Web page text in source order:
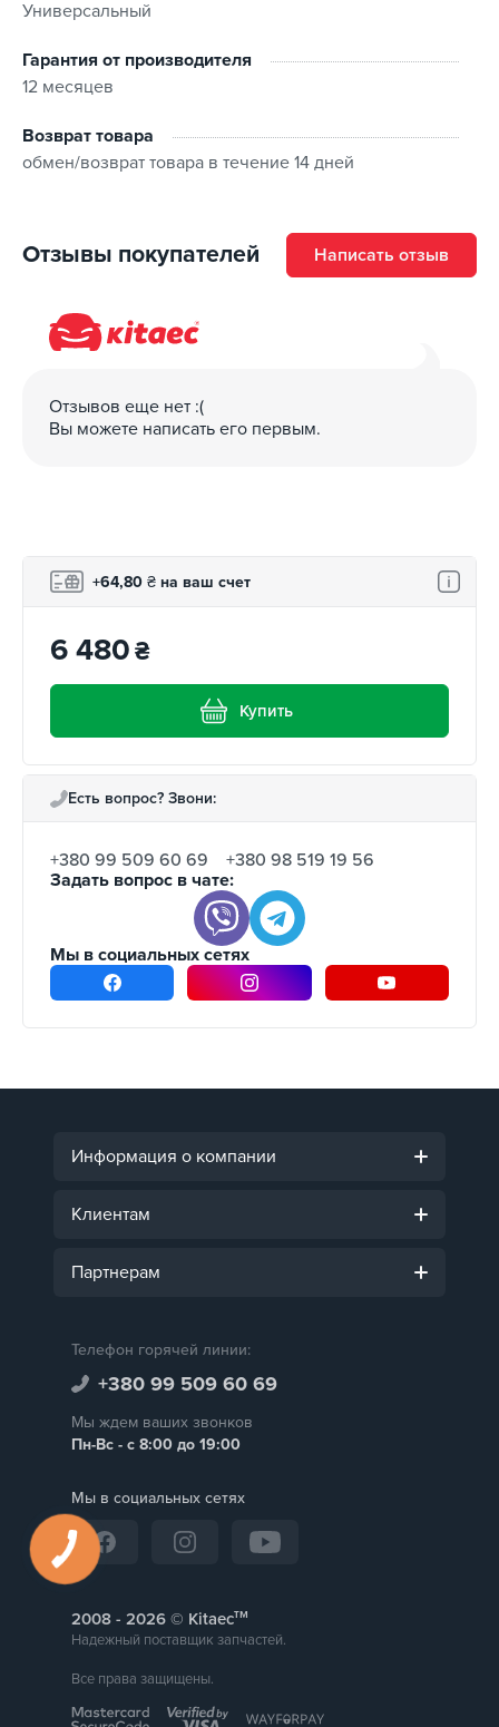
Универсальный
Гарантия от производителя
12 месяцев
Возврат товара
обмен/возврат товара в течение 14 дней
Отзывы покупателей Написать отзыв
Отзывов еще нет :(
Вы можете написать его первым.
+64,80 ₴ на ваш счет
6 480₴
Купить
Есть вопрос? Звони:
+380 99 509 60 69
+380 98 519 19 56
Задать вопрос в чате:
Мы в социальных сетях
Информация о компании
Клиентам
Партнерам
Телефон горячей линии:
+380 99 509 60 69
Мы ждем ваших звонков
Пн-Вс - с 8:00 до 19:00
Мы в социальных сетях
2008 - © Kitaecтм
Надежный поставщик запчастей.
Все права защищены.